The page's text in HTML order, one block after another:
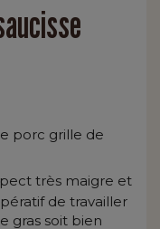
porc grille de
très maigre et
de travailler
gras soit bien